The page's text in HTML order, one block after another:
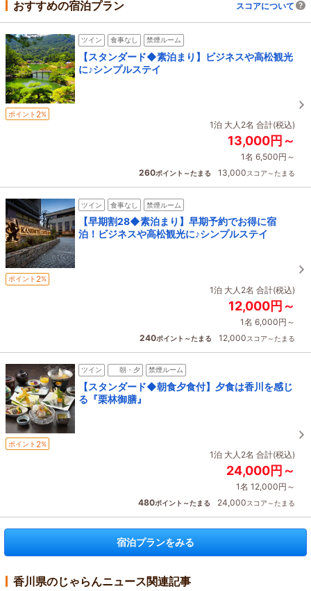
おすすめの宿泊プラン スコアについて
ツイン 食事なし 禁煙ルーム
【スタンダード◆素泊まり】ビジネスや高松観光
に♪シンプルステイ
ポイント 2%
1泊 大人2名 合計(税込)
13,000円～
1名 6,500円～
260ポイント～たまる 13,000スコア～たまる
ツイン 食事なし 禁煙ルーム
【早期割28◆素泊まり】早期予約でお得に宿
泊！ビジネスや高松観光に♪シンプルステイ
ポイント 2%
1泊 大人2名 合計(税込)
12,000円～
1名 6,000円～
240ポイント～たまる 12,000スコア～たまる
ツイン 朝・夕 禁煙ルーム
【スタンダード◆朝食夕食付】夕食は香川を感じ
る『栗林御膳』
ポイント 2%
1泊 大人2名 合計(税込)
24,000円～
1名 12,000円～
480ポイント～たまる 24,000スコア～たまる
宿泊プランをみる
香川県のじゃらんニュース関連記事